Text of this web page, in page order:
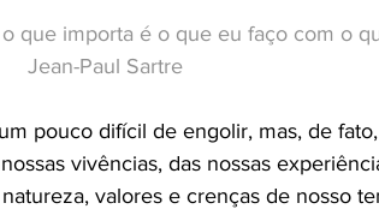
que importa é o que eu faço com o
Jean-Paul Sartre
pouco difícil de engolir, mas, de
vivências, das nossas
valores e crenças de nosso